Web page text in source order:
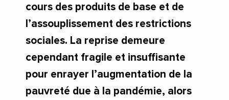
cours des produits de base et de
l’assouplissement des restrictions
sociales. La reprise demeure
cependant fragile et insuffisante
pour enrayer l’augmentation de la
pauvreté due à la pandémie, alors